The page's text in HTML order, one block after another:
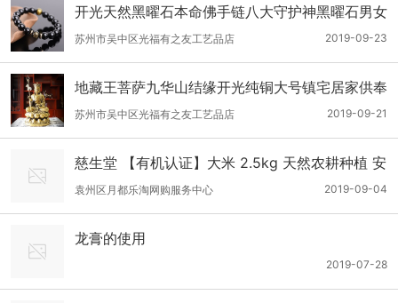
开光天然黑曜石本命佛手链八大守护神黑曜石男女
招财转运手串
2019-09-23
苏州市吴中区光福有之友工艺品店
地藏王菩萨九华山结缘开光纯铜大号镇宅居家供奉
铜工艺品家居摆设
2019-09-21
苏州市吴中区光福有之友工艺品店
慈生堂 【有机认证】大米 2.5kg 天然农耕种植 安
全食品
2019-09-04
袁州区月都乐淘网购服务中心
龙膏的使用
2019-07-28